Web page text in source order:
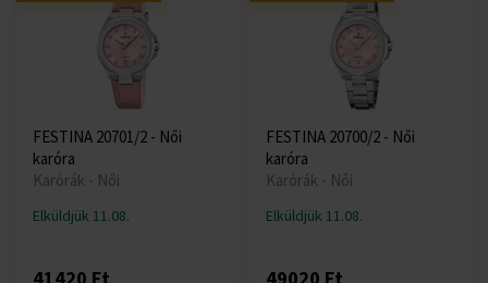
FESTINA 20701/2 - Női
karóra
Karórák - Női
Elküldjük 11.08.
FESTINA 20700/2 - Női
karóra
Karórák - Női
Elküldjük 11.08.